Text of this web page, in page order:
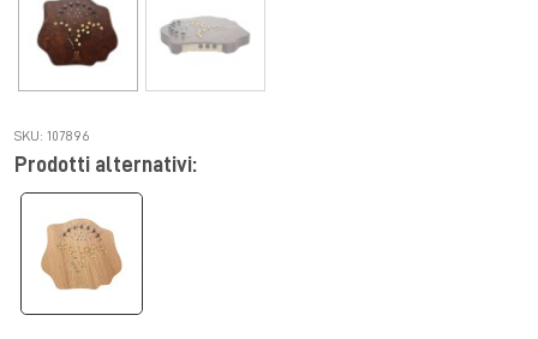
SKU: 107896
Prodotti alternativi: